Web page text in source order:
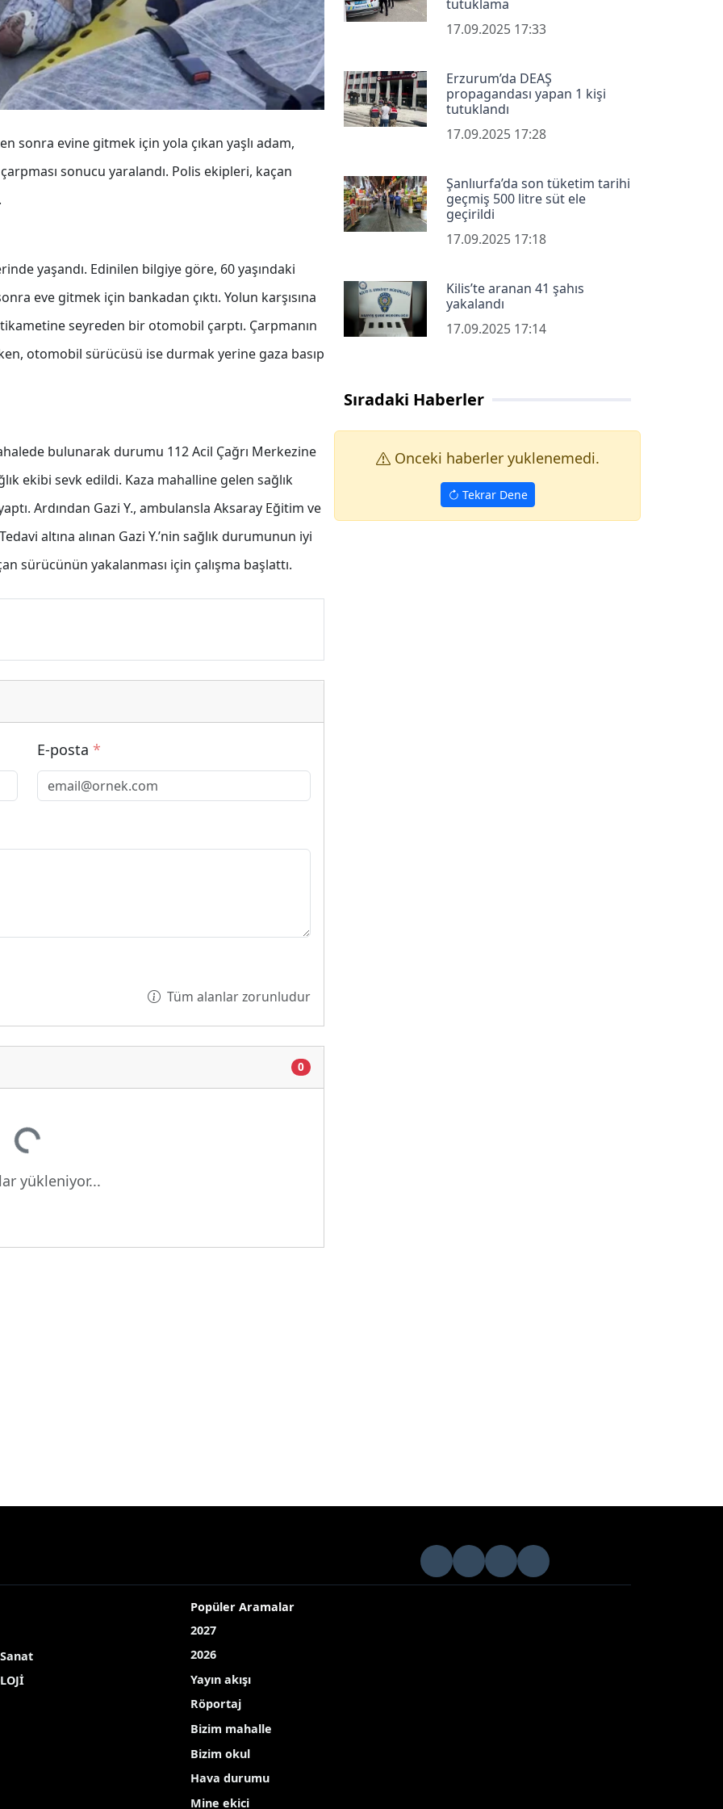
sonra evine gitmek için yola çıkan yaşlı adam,
sonucu yaralandı. Polis ekipleri, kaçan
yaşandı. Edinilen bilgiye göre, 60 yaşındaki
eve gitmek için bankadan çıktı. Yolun karşısına
seyreden bir otomobil çarptı. Çarpmanın
otomobil sürücüsü ise durmak yerine gaza basıp
bulunarak durumu 112 Acil Çağrı Merkezine
ekibi sevk edildi. Kaza mahalline gelen sağlık
Ardından Gazi Y., ambulansla Aksaray Eğitim ve
altına alınan Gazi Y.’nin sağlık durumunun iyi
sürücünün yakalanması için çalışma başlattı.
E-posta *
Tüm alanlar zorunludur
0
yükleniyor...
tutuklama
17.09.2025 17:33
Erzurum’da DEAŞ
propagandası yapan 1 kişi
tutuklandı
17.09.2025 17:28
Şanlıurfa’da son tüketim tarihi
geçmiş 500 litre süt ele
geçirildi
17.09.2025 17:18
Kilis’te aranan 41 şahıs
yakalandı
17.09.2025 17:14
Sıradaki Haberler
Onceki haberler yuklenemedi.
Tekrar Dene
Popüler Aramalar
2027
2026
Yayın akışı
Röportaj
Bizim mahalle
Bizim okul
Hava durumu
Mine ekici